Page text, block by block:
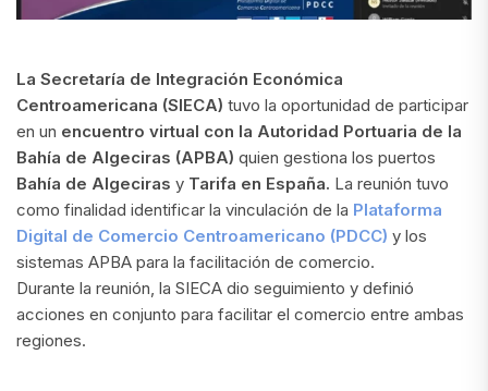
La Secretaría de Integración Económica
Centroamericana (SIECA) tuvo la oportunidad de participar
en un encuentro virtual con la Autoridad Portuaria de la
Bahía de Algeciras (APBA) quien gestiona los puertos
Bahía de Algeciras y Tarifa en España. La reunión tuvo
como finalidad identificar la vinculación de la Plataforma
Digital de Comercio Centroamericano (PDCC) y los
sistemas APBA para la facilitación de comercio.
Durante la reunión, la SIECA dio seguimiento y definió
acciones en conjunto para facilitar el comercio entre ambas
regiones.